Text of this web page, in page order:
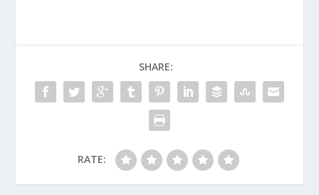
SHARE:
RATE: